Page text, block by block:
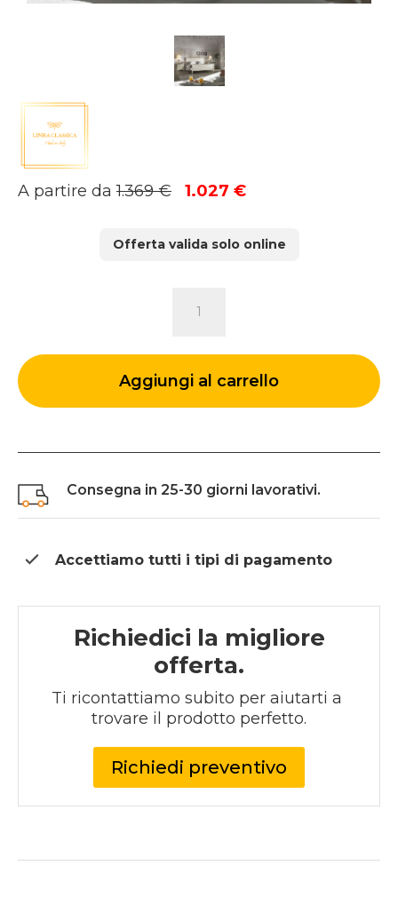
A partire da1.369€
Il
era:
1.027 €Il
è:
Offerta valida solo online
MATRIMONIALE
quantità
Aggiungi al carrello
Consegna in 25-30 giorni lavorativi.
Accettiamo tutti i tipi di pagamento
Richiedici la migliore
offerta.
Ti ricontattiamo subito per aiutarti a
trovare il prodotto perfetto.
Richiedi preventivo